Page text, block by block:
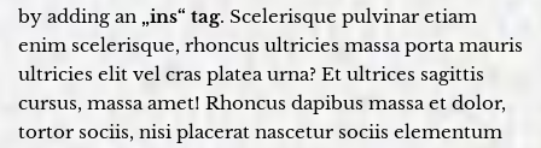
by adding an „ins“ tag. Scelerisque pulvinar etiam
enim scelerisque, rhoncus ultricies massa porta mauris
ultricies elit vel cras platea urna? Et ultrices sagittis
cursus, massa amet! Rhoncus dapibus massa et dolor,
tortor sociis, nisi placerat nascetur sociis elementum